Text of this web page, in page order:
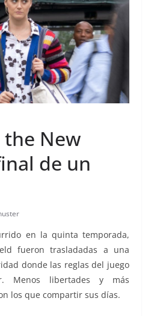
the New
de un
en la quinta temporada,
fueron trasladadas a una
donde las reglas del juego
Menos libertades y más
los que compartir sus días.